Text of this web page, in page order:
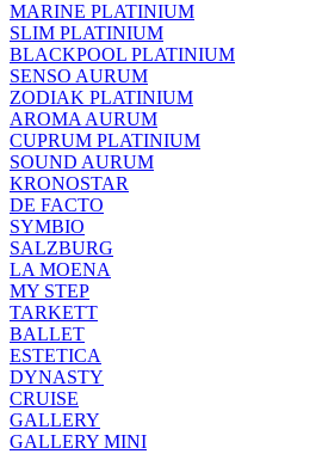
MARINE PLATINIUM
SLIM PLATINIUM
BLACKPOOL PLATINIUM
SENSO AURUM
ZODIAK PLATINIUM
AROMA AURUM
CUPRUM PLATINIUM
SOUND AURUM
KRONOSTAR
DE FACTO
SYMBIO
SALZBURG
LA MOENA
MY STEP
TARKETT
BALLET
ESTETICA
DYNASTY
CRUISE
GALLERY
GALLERY MINI